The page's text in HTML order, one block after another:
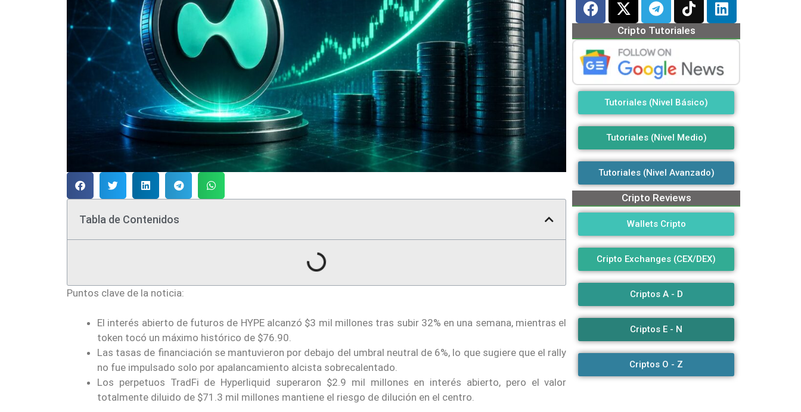
Tabla de Contenidos
Puntos clave de la noticia:
El interés abierto de futuros de HYPE alcanzó $3 mil millones tras subir 32% en una semana, mientras el
token tocó un máximo histórico de $76.90.
Las tasas de financiación se mantuvieron por debajo del umbral neutral de 6%, lo que sugiere que el rally
no fue impulsado solo por apalancamiento alcista sobrecalentado.
Los perpetuos TradFi de Hyperliquid superaron $2.9 mil millones en interés abierto, pero el valor
totalmente diluido de $71.3 mil millones mantiene el riesgo de dilución en el centro.
Cripto Tutoriales
Tutoriales (Nivel Básico)
Tutoriales (Nivel Medio)
Tutoriales (Nivel Avanzado)
Cripto Reviews
Wallets Cripto
Cripto Exchanges (CEX/DEX)
Criptos A - D
Criptos E - N
Criptos O - Z